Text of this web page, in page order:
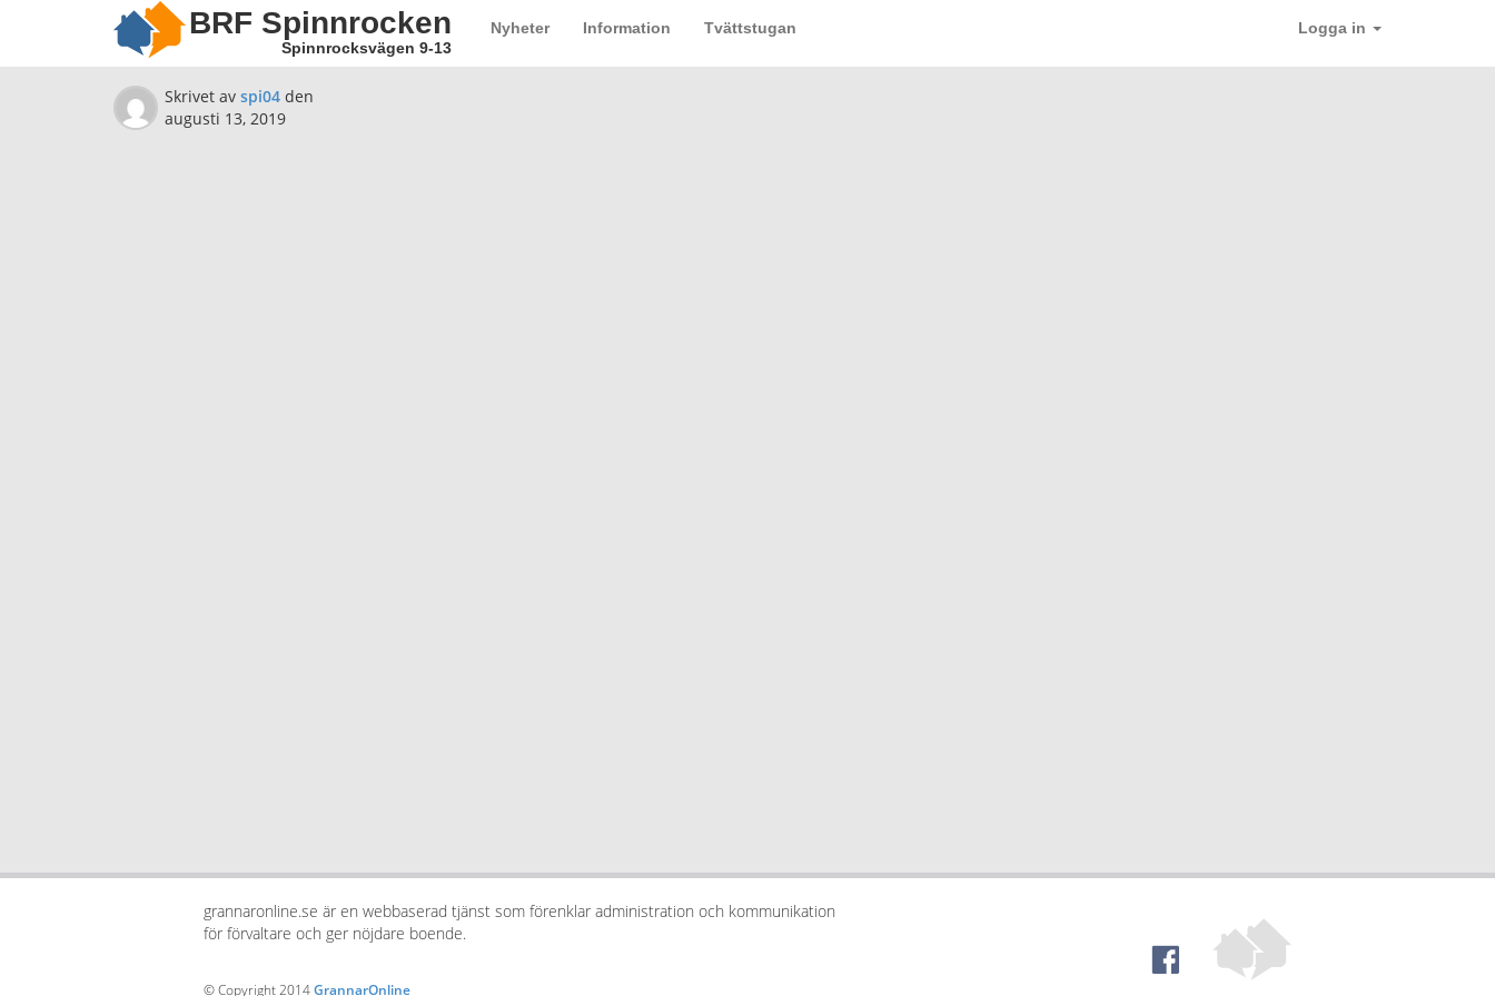
BRF Spinnrocken
Spinnrocksvägen 9-13
Nyheter Information Tvättstugan Logga in
Skrivet av spi04 den
augusti 13, 2019
grannaronline.se är en webbaserad tjänst som förenklar administration och kommunikation
för förvaltare och ger nöjdare boende.
© Copyright 2014GrannarOnline